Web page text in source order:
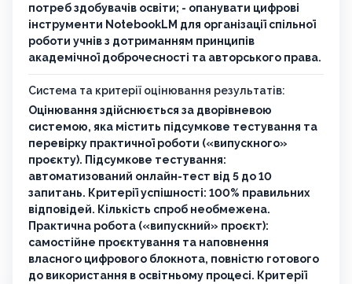
потреб здобувачів освіти; - опанувати цифрові
інструменти NotebookLM для організації спільної
роботи учнів з дотриманням принципів
академічної доброчесності та авторського права.
Система та критерії оцінювання результатів:
Оцінювання здійснюється за дворівневою
системою, яка містить підсумкове тестування та
перевірку практичної роботи («випускного»
проєкту). Підсумкове тестування:
автоматизований онлайн-тест від 5 до 10
запитань. Критерії успішності: 100% правильних
відповідей. Кількість спроб необмежена.
Практична робота («випускний» проєкт):
самостійне проєктування та наповнення
власного цифрового блокнота, повністю готового
до використання в освітньому процесі. Критерії